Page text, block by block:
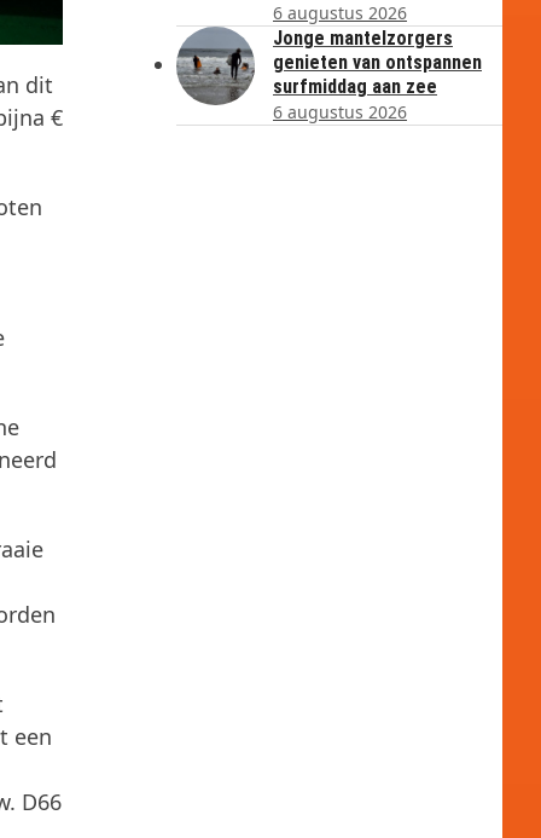
dit
€
een
D66
6 augustus 2026
Jonge mantelzorgers
genieten van ontspannen
surfmiddag aan zee
6 augustus 2026